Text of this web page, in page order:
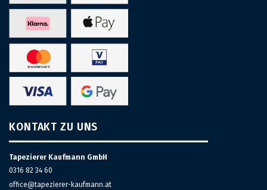
KONTAKT ZU UNS
Tapezierer Kaufmann GmbH
0316 82 34 60
office@tapezierer-kaufmann.at